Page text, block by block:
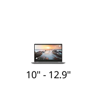
10" - 12.9"